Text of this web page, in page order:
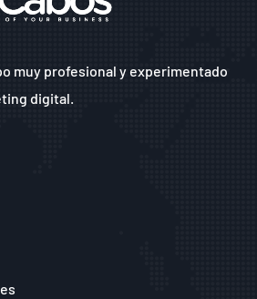
muy profesional y experimentado
digital.